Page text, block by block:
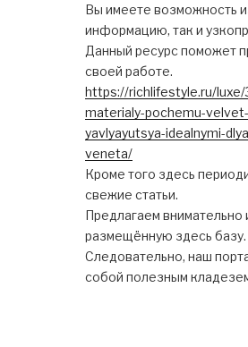
Вы имеете возможность
информацию, так и
Данный ресурс поможет
своей работе.
https://richlifestyle.ru/luxe/
materialy-pochemu-
yavlyayutsya-idealnymi-
veneta/
Кроме того здесь
свежие статьи.
Предлагаем внимательно
размещённую здесь базу.
Следовательно, наш
собой полезным